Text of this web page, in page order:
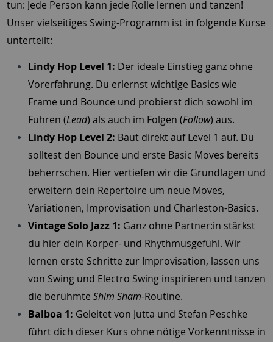
tun: Jede Person kann jede Rolle lernen und tanzen!
Unser vielseitiges Swing-Programm ist in folgende Kurse
unterteilt:
Lindy Hop Level 1: Der ideale Einstieg ganz ohne
Vorerfahrung. Du erlernst wichtige Basics wie
Frame und Bounce und probierst dich sowohl im
Führen (Lead) als auch im Folgen (Follow) aus.
Lindy Hop Level 2: Baut direkt auf Level 1 auf. Du
solltest den Bounce und erste Basic Moves bereits
beherrschen. Hier vertiefen wir die Grundlagen und
erweitern dein Repertoire um neue Moves,
Variationen, Improvisation und Charleston-Basics.
Vintage Solo Jazz 1: Ganz ohne Partner:in stärkst
du hier dein Körper- und Rhythmusgefühl. Wir
lernen erste Schritte zur Improvisation, lassen uns
von Swing und Electro Swing inspirieren und tanzen
die berühmte Shim Sham-Routine.
Balboa 1: Geleitet von Jutta und Stefan Peschke
führt dich dieser Kurs ohne nötige Vorkenntnisse in